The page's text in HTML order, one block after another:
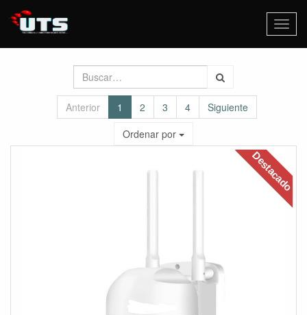
Anterior 1 2 3 4
Siguiente
Ordenar por
Destacado